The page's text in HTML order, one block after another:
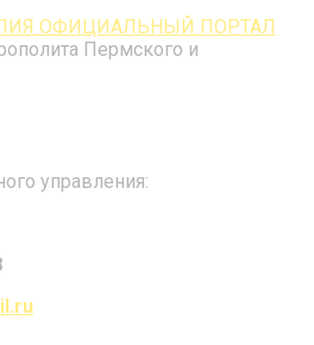
ОФИЦИАЛЬНЫЙ ПОРТАЛ
Пермского и
управления: